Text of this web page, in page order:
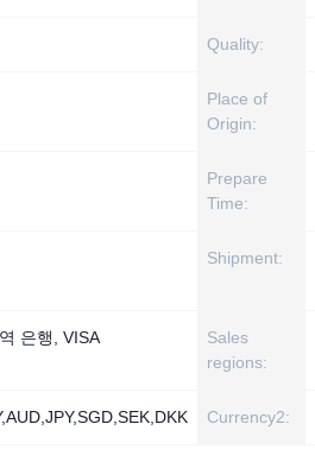
Quality:
Place of
Origin:
Prepare
Time:
Shipment:
은행, VISA
Sales
regions:
Currency2: